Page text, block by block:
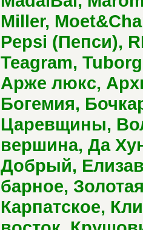
Miller,
Pepsi (Пепси),
Teagram,
Арже люкс,
Богемия,
Царевщины,
вершина, Да
Добрый,
барное,
Карпатское,